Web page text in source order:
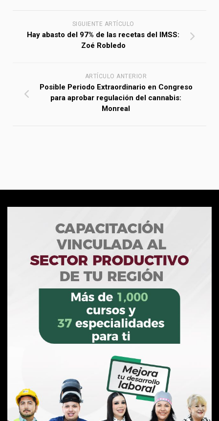
SIGUIENTE ARTÍCULO
Hay abasto del 97% de las recetas del IMSS:
Zoé Robledo
ARTÍCULO ANTERIOR
Posible Periodo Extraordinario en Congreso
para aprobar regulación del cannabis:
Monreal